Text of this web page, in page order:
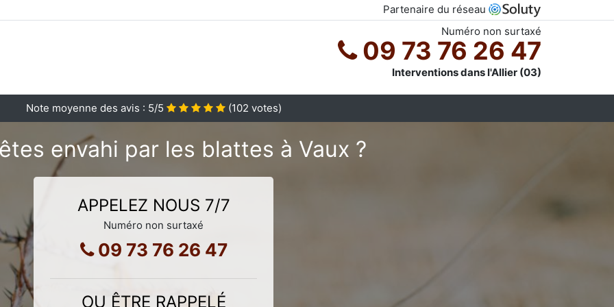
Partenaire du réseau
Numéro non surtaxé
09 73 76 26 47
Interventions dans l'Allier (03)
Note moyenne des avis : 5/5 (102 votes)
envahi par les blattes à Vaux ?
APPELEZ NOUS 7/7
Numéro non surtaxé
09 73 76 26 47
OU ÊTRE RAPPELÉ